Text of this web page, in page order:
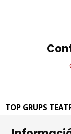
TOP GRUPS